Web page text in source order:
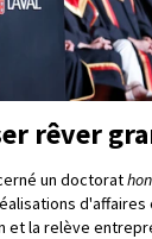
rêver
un doctorat
et la relève